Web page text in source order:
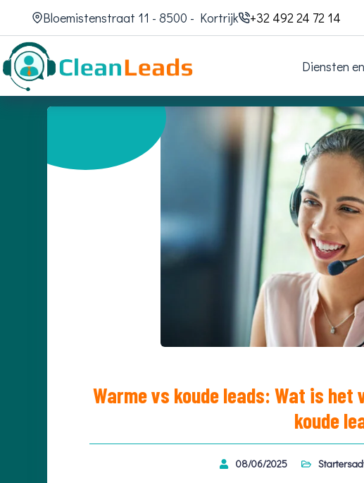
Bloemistenstraat 11 - 8500 - Kortrijk +32 492 24 72 14
Diensten
Warme vs koude leads: Wat is
koude
08/06/2025